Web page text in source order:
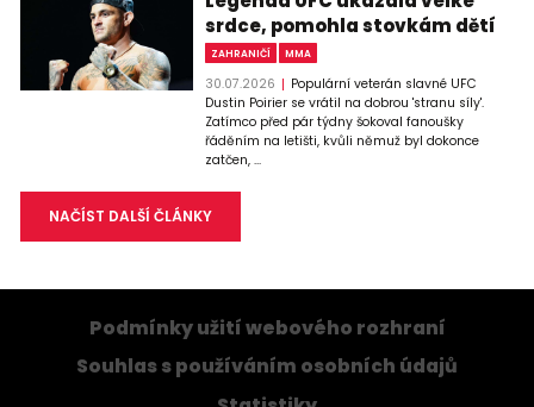
srdce, pomohla stovkám dětí
ZAHRANIČÍ MMA
30.07.2026
Populární veterán slavné UFC
Dustin Poirier se vrátil na dobrou 'stranu síly'.
Zatímco před pár týdny šokoval fanoušky
řáděním na letišti, kvůli němuž byl dokonce
zatčen, ...
NAČÍST DALŠÍ ČLÁNKY
Podmínky užití webového rozhraní
Souhlas s používáním osobních údajů